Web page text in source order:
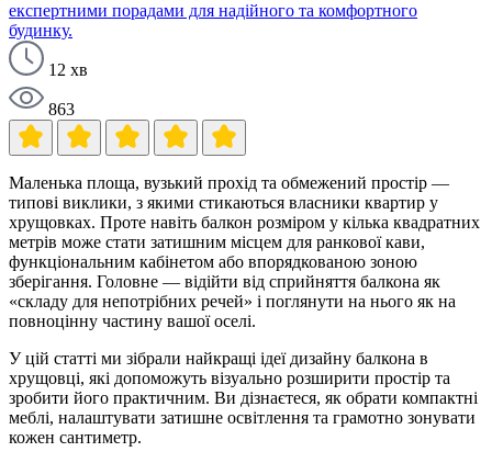
експертними порадами для надійного та комфортного
будинку.
12 хв
863
Маленька площа, вузький прохід та обмежений простір —
типові виклики, з якими стикаються власники квартир у
хрущовках. Проте навіть балкон розміром у кілька квадратних
метрів може стати затишним місцем для ранкової кави,
функціональним кабінетом або впорядкованою зоною
зберігання. Головне — відійти від сприйняття балкона як
«складу для непотрібних речей» і поглянути на нього як на
повноцінну частину вашої оселі.
У цій статті ми зібрали найкращі ідеї дизайну балкона в
хрущовці, які допоможуть візуально розширити простір та
зробити його практичним. Ви дізнаєтеся, як обрати компактні
меблі, налаштувати затишне освітлення та грамотно зонувати
кожен сантиметр.